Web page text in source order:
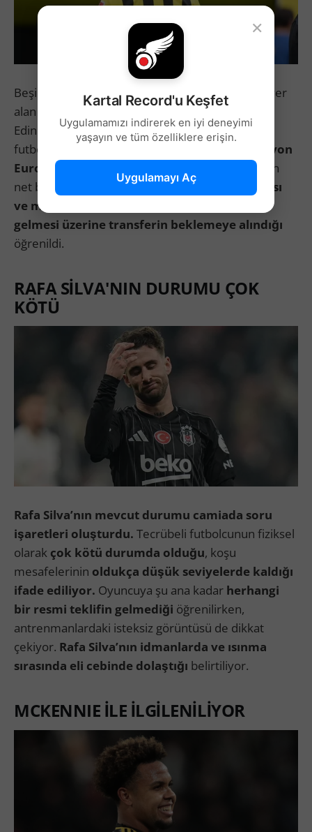
Beşiktaş’ın orta saha transferi için gündeminde yer
alan
Salih Özcan’la ilgili süreçte frene basıldı.
Edinilen bilgilere göre siyah-beyazlılar, milli
futbolcuya
3,5 yıllık sözleşme ve yıllık 2,5 milyon
Euro maaş
teklif etti. Kulüp, bu şartlar üzerinden
net bir duruş sergilerken, sonrasında
imza parası
ve menajerlik ücreti taleplerinin
gelmesi üzerine transferin beklemeye alındığı
öğrenildi.
RAFA SİLVA'NIN DURUMU ÇOK
KÖTÜ
Rafa Silva’nın mevcut durumu camiada soru
işaretleri oluşturdu. Tecrübeli futbolcunun fiziksel
olarak çok kötü durumda olduğu, koşu
mesafelerinin oldukça düşük seviyelerde kaldığı
ifade ediliyor. Oyuncuya şu ana kadar herhangi
bir resmi teklifin gelmediği öğrenilirken,
antrenmanlardaki isteksiz görüntüsü de dikkat
çekiyor. Rafa Silva’nın idmanlarda ve ısınma
sırasında eli cebinde dolaştığı belirtiliyor.
MCKENNIE İLE İLGİLENİLİYOR
×
Kartal Record'u Keşfet
Uygulamamızı indirerek en iyi deneyimi
yaşayın ve tüm özelliklere erişin.
Uygulamayı Aç